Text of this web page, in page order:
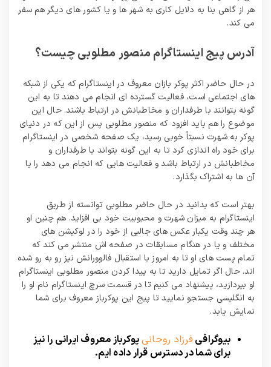
هر از گاهی بنا به دلایل کاری به شهر ها و یا کشور های دیگر هم سفر
می کند.
آدرس پیج اینستاگرام منصور مطلوبی چیست؟
در حال حاضر اکثر پوکر بازان معروف در اینستاگرام که یکی از شبکه
های اجتماعی است، فعالیت گسترده‌ ای انجام می دهند تا به این
گونه بتوانند با طرفداران و مخاطبانش در ارتباط باشند. حال این
موضوع را هم باید افزود که منصور مطلوبی پس از این که در دنیای
پوکر به شهرت نسبتاً خوبی رسید، یک صفحه شخصی در اینستاگرام
برای خود راه اندازی کرد تا به این گونه بتواند با طرفداران و
مخاطبانش در ارتباط باشد و فعالیت هایی که انجام می دهد را با
آن ها به اشتراک بگذارد.
بهتر است که بدانید در حال حاضر مطلوبی توانسته از طریق
اینستاگرام به میزان شهرت و محبوبیت خود بی افزاید. هم چنین او
هر چند وقت یکبار عکس های جالبی از خود را در لوکیشن های
مختلف و یا در هنگام مسابقات در صفحه اش منتشر می‌ کند که
تمام پست های او تا به امروز با استقبال فالوورانش نیز رو به رو شده
اند. حال اگر تمایل دارید تا به پیدا کردن منصور مطلوبی اینستاگرام
او بپردازید، پیشنهاد می کنیم تا در قسمت سرچ اینستاگرام نام او را
به انگلیسی جستجو نمایید تا پیج این پوکرباز معروف برای شما
نمایش یابد.
بیوگرافیفرزاد روحانیپوکرباز معروف ایرانی را نیز
برای شما در دسترس قرار داده ایم.